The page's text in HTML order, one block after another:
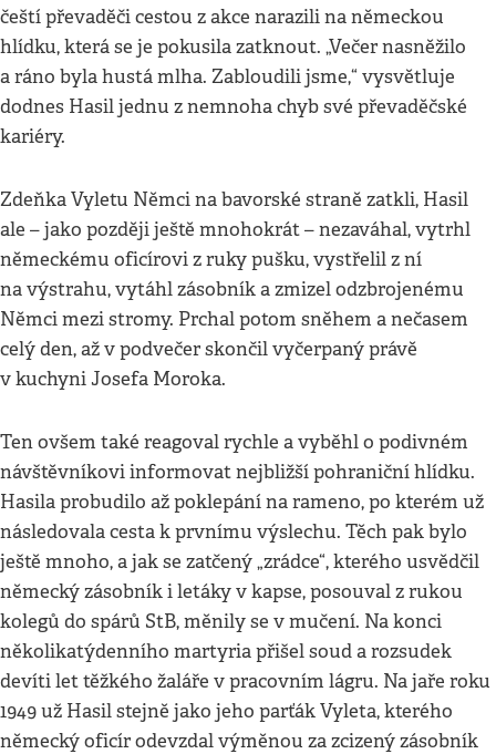
čeští převaděči cestou z akce narazili na německou
hlídku, která se je pokusila zatknout. „Večer nasněžilo
a ráno byla hustá mlha. Zabloudili jsme,“ vysvětluje
dodnes Hasil jednu z nemnoha chyb své převaděčské
kariéry.
Zdeňka Vyletu Němci na bavorské straně zatkli, Hasil
ale – jako později ještě mnohokrát – nezaváhal, vytrhl
německému oficírovi z ruky pušku, vystřelil z ní
na výstrahu, vytáhl zásobník a zmizel odzbrojenému
Němci mezi stromy. Prchal potom sněhem a nečasem
celý den, až v podvečer skončil vyčerpaný právě
v kuchyni Josefa Moroka.
Ten ovšem také reagoval rychle a vyběhl o podivném
návštěvníkovi informovat nejbližší pohraniční hlídku.
Hasila probudilo až poklepání na rameno, po kterém už
následovala cesta k prvnímu výslechu. Těch pak bylo
ještě mnoho, a jak se zatčený „zrádce“, kterého usvědčil
německý zásobník i letáky v kapse, posouval z rukou
kolegů do spárů StB, měnily se v mučení. Na konci
několikatýdenního martyria přišel soud a rozsudek
devíti let těžkého žaláře v pracovním lágru. Na jaře roku
1949 už Hasil stejně jako jeho parťák Vyleta, kterého
německý oficír odevzdal výměnou za zcizený zásobník